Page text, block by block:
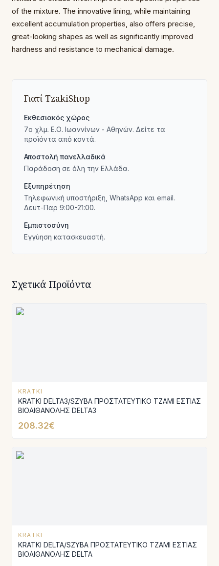
of the mixture. The innovative lining, while maintaining
excellent accumulation properties, also offers precise,
great-looking shapes as well as significantly improved
hardness and resistance to mechanical damage.
Γιατί TzakiShop
Εκθεσιακός χώρος
7ο χλμ. Ε.Ο. Ιωαννίνων - Αθηνών. Δείτε τα
προϊόντα από κοντά.
Αποστολή πανελλαδικά
Παράδοση σε όλη την Ελλάδα.
Εξυπηρέτηση
Τηλεφωνική υποστήριξη, WhatsApp και email.
Δευτ-Παρ 9:00-21:00.
Εμπιστοσύνη
Εγγύηση κατασκευαστή.
Σχετικά Προϊόντα
KRATKI
KRATKI DELTA3/SZYBA ΠΡΟΣΤΑΤΕΥΤΙΚΟ ΤΖΑΜΙ ΕΣΤΙΑΣ
ΒΙΟΑΙΘΑΝΟΛΗΣ DELTA3
208.32€
KRATKI
KRATKI DELTA/SZYBA ΠΡΟΣΤΑΤΕΥΤΙΚΟ ΤΖΑΜΙ ΕΣΤΙΑΣ
ΒΙΟΑΙΘΑΝΟΛΗΣ DELTA